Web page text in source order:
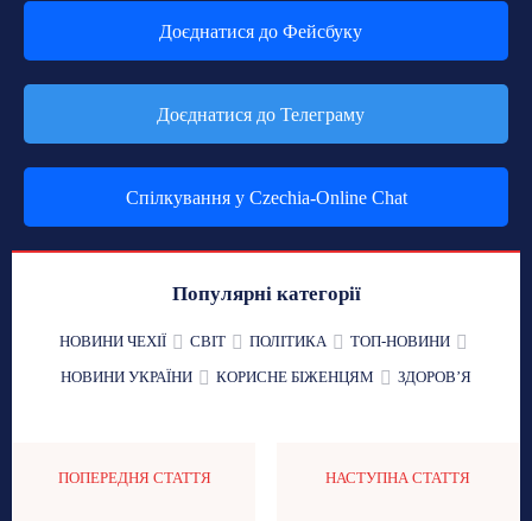
Доєднатися до Фейсбуку
Доєднатися до Телеграму
Спілкування у Czechia-Online Chat
Популярні категорії
НОВИНИ ЧЕХІЇ СВІТ ПОЛІТИКА
ТОП-НОВИНИ
НОВИНИ УКРАЇНИ
КОРИСНЕ БІЖЕНЦЯМ ЗДОРОВʼЯ
ПОПЕРЕДНЯ СТАТТЯ НАСТУПНА СТАТТЯ